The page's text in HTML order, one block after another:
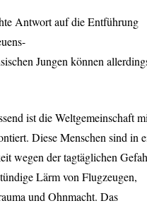
Antwort auf die Entführung
Jungen können
ist die Weltgemeinschaft
Diese Menschen sind in
wegen der tagtäglichen
Lärm von Flugzeugen,
und Ohnmacht. Das